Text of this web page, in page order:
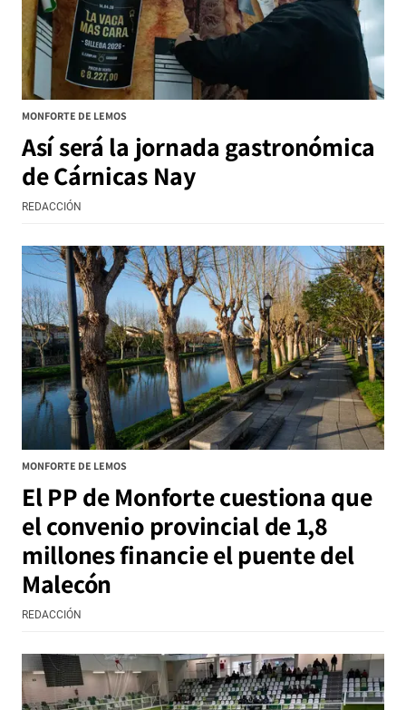
MONFORTE DE LEMOS
Así será la jornada gastronómica
de Cárnicas Nay
REDACCIÓN
MONFORTE DE LEMOS
El PP de Monforte cuestiona que
el convenio provincial de 1,8
millones financie el puente del
Malecón
REDACCIÓN